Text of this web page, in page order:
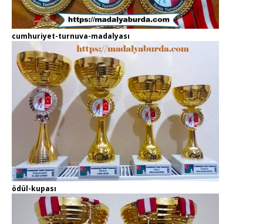
cumhuriyet-turnuva-madalyası
ödül-kupası